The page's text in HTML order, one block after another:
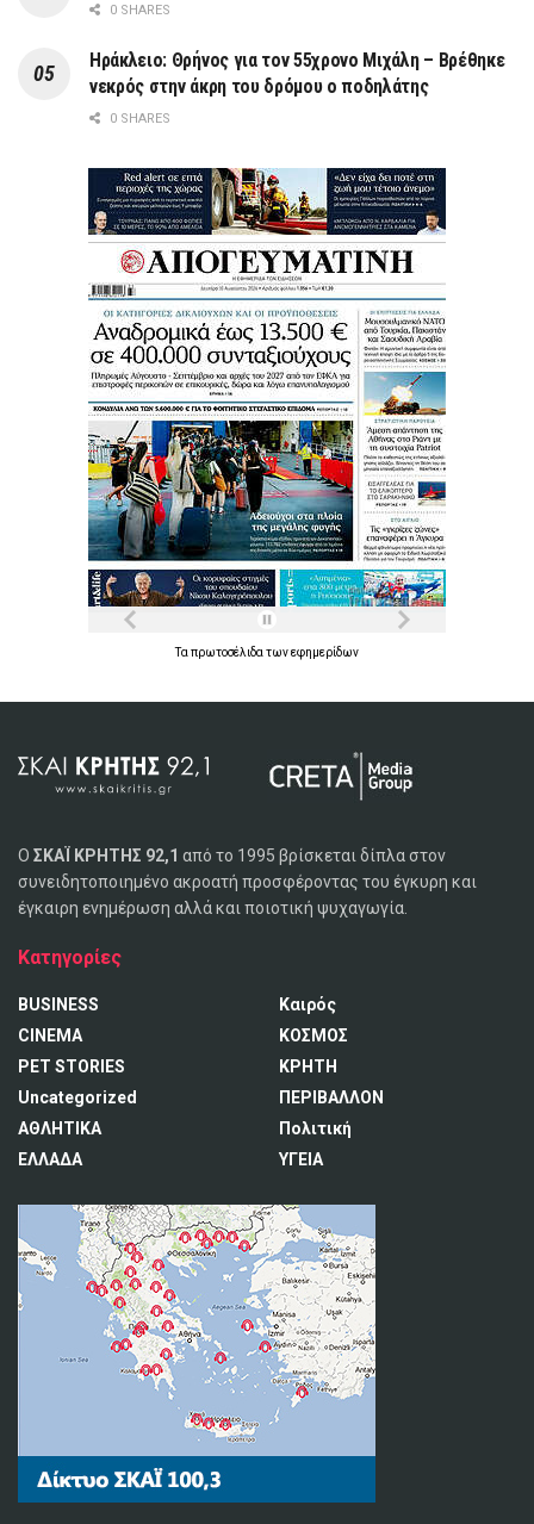
0 SHARES
Ηράκλειο: Θρήνος για τον 55χρονο Μιχάλη – Βρέθηκε
νεκρός στην άκρη του δρόμου ο ποδηλάτης
0 SHARES
Τα πρωτοσέλιδα τωνεφημερίδων
Ο ΣΚΑΪ ΚΡΗΤΗΣ 92,1 από το 1995 βρίσκεται δίπλα στον
συνειδητοποιημένο ακροατή προσφέροντας του έγκυρη και
έγκαιρη ενημέρωση αλλά και ποιοτική ψυχαγωγία.
Κατηγορίες
BUSINESS
CINEMA
PET STORIES
Uncategorized
ΑΘΛΗΤΙΚΑ
ΕΛΛΑΔΑ
Καιρός
ΚΟΣΜΟΣ
ΚΡΗΤΗ
ΠΕΡΙΒΑΛΛΟΝ
Πολιτική
ΥΓΕΙΑ